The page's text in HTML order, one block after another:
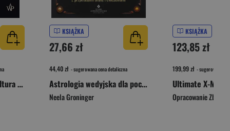
Girl on Girl. Jak popkultura zwróciła kobiety przeciw sobie
KSIĄŻKA
27,66 zł
44,40 zł - sugerowana cena detaliczna
Astrologia wedyjska dla początkujących. 10 kroków do interpretacji horoskopu
Neela Groninger
KSIĄŻKA
123,85 zł
199,99 zł - sugerowana
Ultimate X-Men.
Opracowanie